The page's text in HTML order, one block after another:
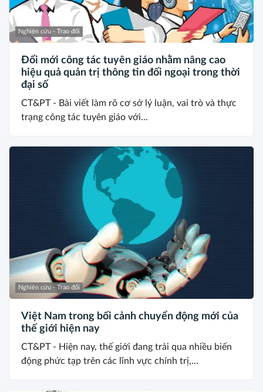
Nghiên cứu - Trao đổi
Đổi mới công tác tuyên giáo nhằm nâng cao
hiệu quả quản trị thông tin đối ngoại trong thời
đại số
CT&PT - Bài viết làm rõ cơ sở lý luận, vai trò và thực
trạng công tác tuyên giáo với...
Nghiên cứu - Trao đổi
Việt Nam trong bối cảnh chuyển động mới của
thế giới hiện nay
CT&PT - Hiện nay, thế giới đang trải qua nhiều biến
động phức tạp trên các lĩnh vực chính trị,...